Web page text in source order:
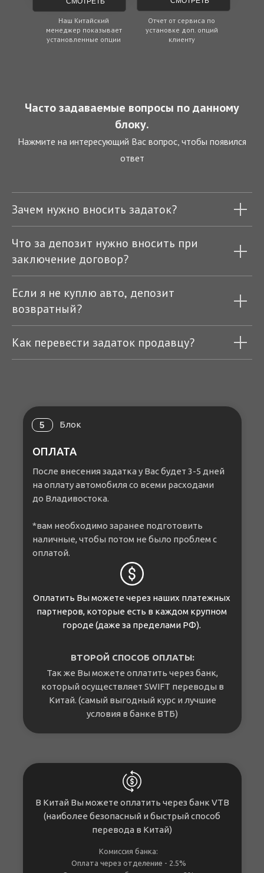
Отчет от сервиса по
установке доп. опций
клиенту
Наш Китайский
менеджер показывает
установленные опции
Часто задаваемые вопросы по данному
блоку.
Нажмите на интересующий Вас вопрос, чтобы появился
ответ
Зачем нужно вносить задаток?
Что за депозит нужно вносить при
заключение договор?
Если я не куплю авто, депозит
возвратный?
Как перевести задаток продавцу?
Блок
5
ОПЛАТА
После внесения задатка у Вас будет 3-5 дней
на оплату автомобиля со всеми расходами
до Владивостока.
*вам необходимо заранее подготовить
наличные, чтобы потом не было проблем с
оплатой.
Оплатить Вы можете через наших платежных
партнеров, которые есть в каждом крупном
городе (даже за пределами РФ).
В Китай Вы можете оплатить через банк VTB
(наиболее безопасный и быстрый способ
перевода в Китай)
Комиссия банка:
Оплата через отделение - 2.5%
Так же Вы можете оплатить через банк,
который осуществляет SWIFT переводы в
Китай. (самый выгодный курс и лучшие
условия в банке ВТБ)
ВТОРОЙ СПОСОБ ОПЛАТЫ: